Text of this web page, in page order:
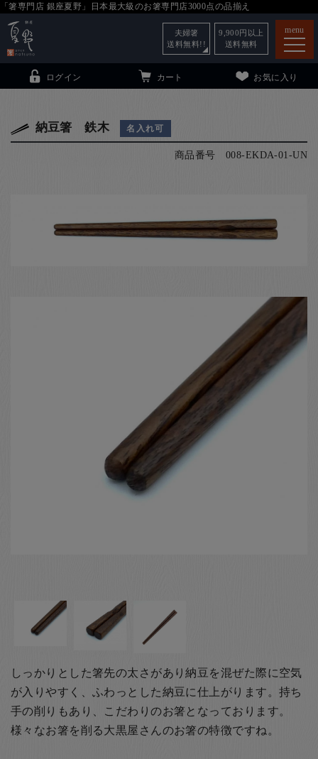
「箸専門店 銀座夏野」日本最大級のお箸専門店3000点の品揃え
menu
ログイン カート お気に入り
夫婦箸
送料無料!!
9,900 円以上
送料無料
納豆箸 鉄木 名入れ可
商品番号 008-EKDA-01-UN
しっかりとした箸先の太さがあり納豆を混ぜた際に空気
が入りやすく、ふわっとした納豆に仕上がります。持ち
手の削りもあり、こだわりのお箸となっております。
様々なお箸を削る大黒屋さんのお箸の特徴ですね。